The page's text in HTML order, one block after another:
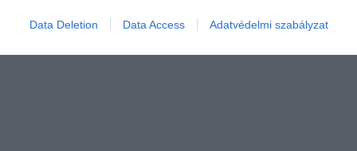
Data Deletion Data Access Adatvédelmi szabályzat